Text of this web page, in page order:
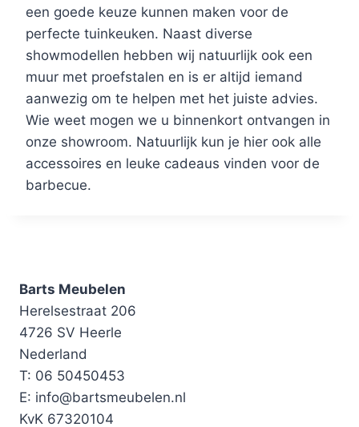
een goede keuze kunnen maken voor de
perfecte tuinkeuken. Naast diverse
showmodellen hebben wij natuurlijk ook een
muur met proefstalen en is er altijd iemand
aanwezig om te helpen met het juiste advies.
Wie weet mogen we u binnenkort ontvangen in
onze showroom. Natuurlijk kun je hier ook alle
accessoires en leuke cadeaus vinden voor de
barbecue.
Barts Meubelen
Herelsestraat 206
4726 SV Heerle
Nederland
T: 06 50450453
E: info@bartsmeubelen.nl
KvK 67320104